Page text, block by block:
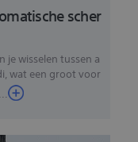
scher
wisselen tussen a
wat een groot voor